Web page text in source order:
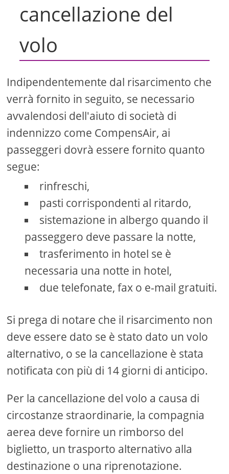
cancellazione del
volo
Indipendentemente dal risarcimento che
verrà fornito in seguito, se necessario
avvalendosi dell'aiuto di società di
indennizzo come CompensAir, ai
passeggeri dovrà essere fornito quanto
segue:
rinfreschi,
pasti corrispondenti al ritardo,
sistemazione in albergo quando il
passeggero deve passare la notte,
trasferimento in hotel se è
necessaria una notte in hotel,
due telefonate, fax o e-mail gratuiti.
Si prega di notare che il risarcimento non
deve essere dato se è stato dato un volo
alternativo, o se la cancellazione è stata
notificata con più di 14 giorni di anticipo.
Per la cancellazione del volo a causa di
circostanze straordinarie, la compagnia
aerea deve fornire un rimborso del
biglietto, un trasporto alternativo alla
destinazione o una riprenotazione.